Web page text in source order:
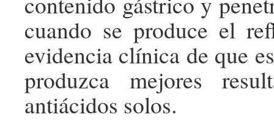
cuando se produce el
evidencia clínica de que
produzca mejores
antiácidos solos.